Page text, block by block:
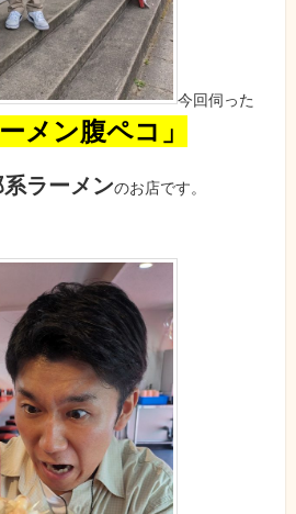
今回伺った
ーメン腹ペコ」
ラーメンのお店です。